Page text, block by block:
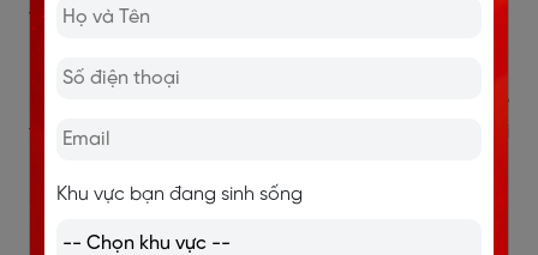
và có thể sử dụng ngôn ngữ một cách tự nhiên hơn.
Bên cạnh đó, việc học mỗi ngày một ít nhưng đều đặn
sẽ mang lại hiệu quả cao hơn so với việc học dồn dập
trong thời gian ngắn. Chỉ cần dành 15 – 30 phút mỗi
sau một thời gian ngắn, bạn sẽ nhận thấy sự tiến bộ rõ
Khu vực bạn đang sinh sống